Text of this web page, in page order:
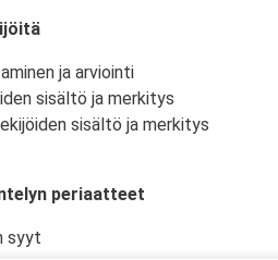
ja arviointi
sisältö ja merkitys
sisältö ja merkitys
periaatteet
syyt